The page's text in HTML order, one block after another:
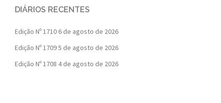
DIÁRIOS RECENTES
Edição Nº 1710 6 de agosto de 2026
Edição Nº 17095 de agosto de 2026
Edição Nº 1708 4 de agosto de 2026